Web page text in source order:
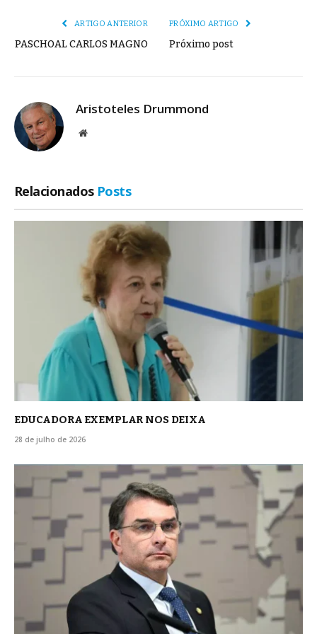
ARTIGO ANTERIOR
PASCHOAL CARLOS MAGNO
PRÓXIMO ARTIGO
Próximo post
Aristoteles Drummond
Site
Relacionados Posts
EDUCADORA EXEMPLAR NOS DEIXA
28 de julho de 2026